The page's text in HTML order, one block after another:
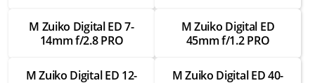
Ремонт шлейфов внутри
от 2 000 ₽
от 3 000 ₽
M Zuiko Digital ED 7-
14mm f/2.8 PRO
M Zuiko Digital ED
45mm f/1.2 PRO
M Zuiko Digital ED 12-
M Zuiko Digital ED 40-